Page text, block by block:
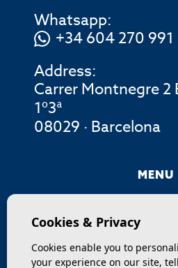
Whatsapp:
+34 604 270 991
Address:
Carrer Montnegre 2
1º3ª
08029 · Barcelona
MENU
PROPERTIES
Cookies & Privacy
Cookies enable you to
your experience on our site,